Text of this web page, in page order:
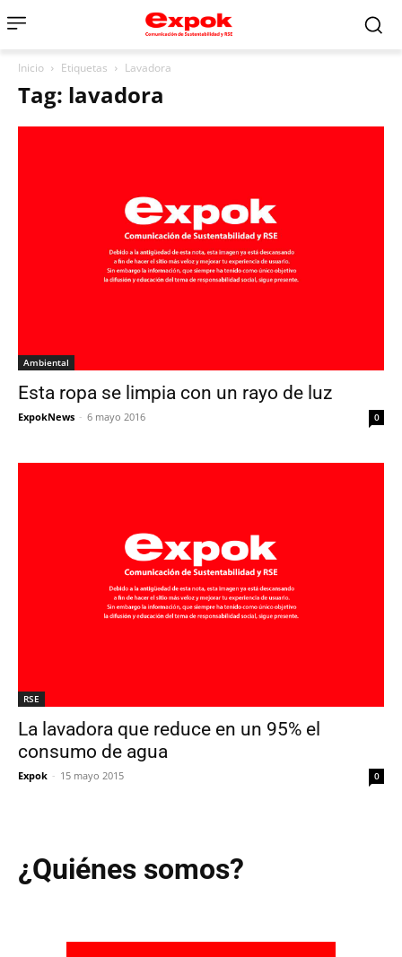
Inicio Etiquetas Lavadora
Tag: lavadora
Ambiental
Esta ropa se limpia con un rayo de luz
ExpokNews - 6 mayo 2016 0
RSE
La lavadora que reduce en un 95% el
consumo de agua
Expok - 15 mayo 2015 0
¿Quiénes somos?